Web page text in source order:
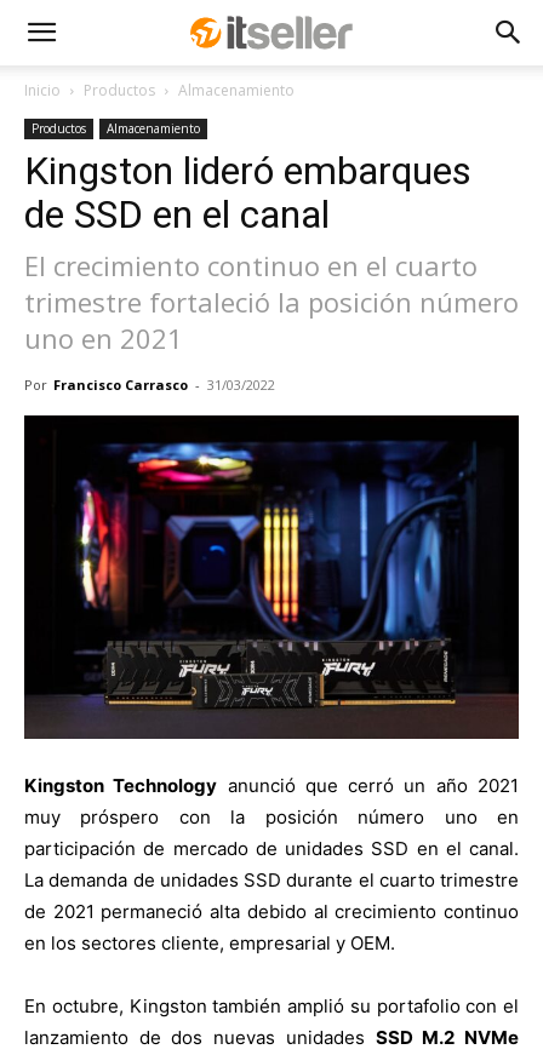
Inicio Productos Almacenamiento
Productos Almacenamiento
Kingston lideró embarques
de SSD en el canal
El crecimiento continuo en el cuarto
trimestre fortaleció la posición número
uno en 2021
Por Francisco Carrasco - 31/03/2022
Kingston Technology anunció que cerró un año 2021
muy próspero con la posición número uno en
participación de mercado de unidades SSD en el canal.
La demanda de unidades SSD durante el cuarto trimestre
de 2021 permaneció alta debido al crecimiento continuo
en los sectores cliente, empresarial y OEM.
En octubre, Kingston también amplió su portafolio con el
lanzamiento de dos nuevas unidades SSD M.2 NVMe